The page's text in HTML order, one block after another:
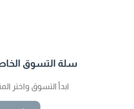
سلة التسوق
ابدأ التسوق واختر